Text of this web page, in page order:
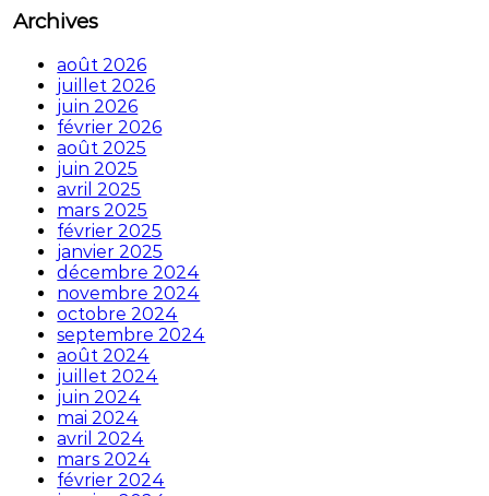
Archives
août 2026
juillet 2026
juin 2026
février 2026
août 2025
juin 2025
avril 2025
mars 2025
février 2025
janvier 2025
décembre 2024
novembre 2024
octobre 2024
septembre 2024
août 2024
juillet 2024
juin 2024
mai 2024
avril 2024
mars 2024
février 2024